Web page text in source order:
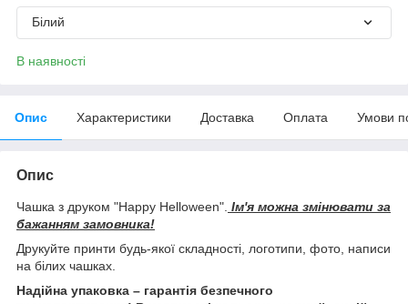
Білий
В наявності
Опис Характеристики Доставка Оплата Умови
Опис
Чашка з друком "Happy Helloween". Ім'я можна змінювати за
бажанням замовника!
Друкуйте принти будь-якої складності, логотипи, фото, написи
на білих чашках.
Надійна упаковка – гарантія безпечного